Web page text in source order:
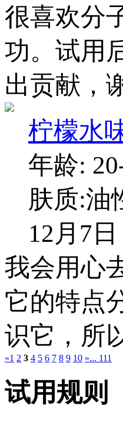
很喜欢分
功。试用
出贡献，
柠檬水
年龄:
肤质:油
12月7日
我会用心
它的特点
识它，所
«1 2 3 4 5 6 7 8 9 10 »... 111
试用规则